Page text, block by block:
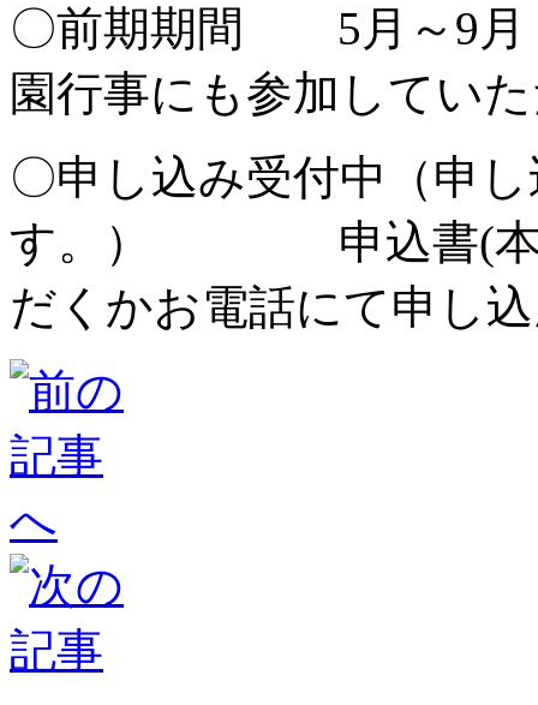
〇前期期間 5月～9月
園行事にも参加してい
〇申し込み受付中（申
す。） 申込書(本園
だくかお電話にて申し